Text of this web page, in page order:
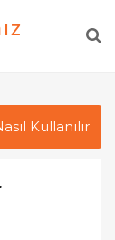
Kullanılır